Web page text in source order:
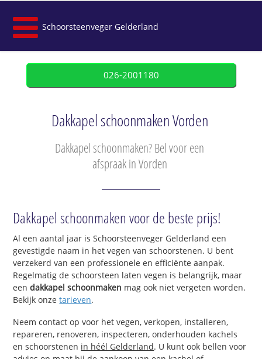
Schoorsteenveger Gelderland
026-2001180
Dakkapel schoonmaken Vorden
Dakkapel schoonmaken? Bel voor een
afspraak in Vorden
Dakkapel schoonmaken voor de beste prijs!
Al een aantal jaar is Schoorsteenveger Gelderland een
gevestigde naam in het vegen van schoorstenen. U bent
verzekerd van een professionele en efficiënte aanpak.
Regelmatig de schoorsteen laten vegen is belangrijk, maar
eendakkapel schoonmaken mag ook niet vergeten worden.
Bekijk onzetarieven.
Neem contact op voor het vegen, verkopen, installeren,
repareren, renoveren, inspecteren, onderhouden kachels
en schoorstenen in héél Gelderland. U kunt ook bellen voor